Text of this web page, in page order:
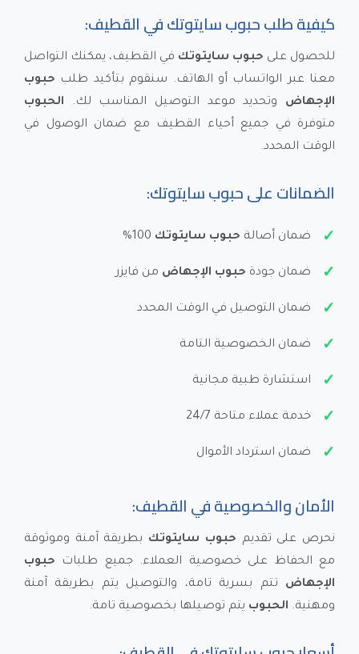
كيفية طلب حبوب سايتوتك في القطيف:
للحصول على حبوب سايتوتك في القطيف، يمكنك التواصل
معنا عبر الواتساب أو الهاتف. سنقوم بتأكيد طلب حبوب
الإجهاض وتحديد موعد التوصيل المناسب لك. الحبوب
متوفرة في جميع أحياء القطيف مع ضمان الوصول في
الوقت المحدد.
الضمانات على حبوب سايتوتك:
ضمان أصالة حبوب سايتوتك
ضمان جودة حبوب الإجهاض من فايزر
ضمان التوصيل في الوقت المحدد
ضمان الخصوصية التامة
استشارة طبية مجانية
خدمة عملاء متاحة 24/7
ضمان استرداد الأموال
الأمان والخصوصية في القطيف:
نحرص على تقديم حبوب سايتوتك بطريقة آمنة وموثوقة
مع الحفاظ على خصوصية العملاء. جميع طلبات حبوب
الإجهاض تتم بسرية تامة، والتوصيل يتم بطريقة آمنة
ومهنية. الحبوب يتم توصيلها بخصوصية تامة.